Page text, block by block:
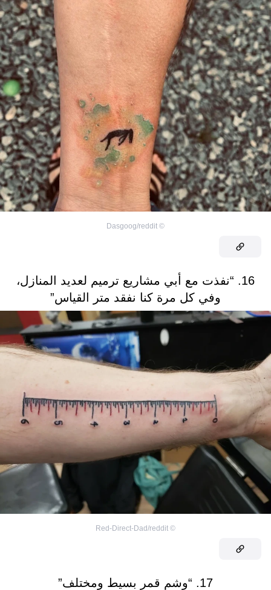
©
Dasgoog/reddit
16. “نفذت مع أبي مشاريع ترميم لعديد المنازل،
وفي كل مرة كنا نفقد متر القياس”
©
Red-Direct-Dad/reddit
17. “وشم قمر بسيط ومختلف”